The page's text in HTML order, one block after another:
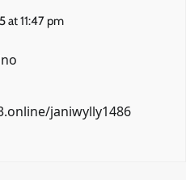
at 11:47 pm
janiwylly1486